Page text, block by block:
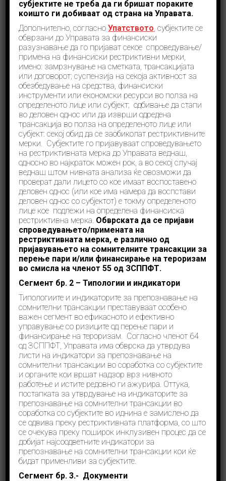
по региони, Црна Гора и Северна Македонија
имаат највисок индекс како држава со најнизок
тероризам за Источна Европа и Централна Азија.
Прочитај повеќе
Прикажи повеќе
Вести
Комитетот MONEYVAL ја
спроведе теренската посета во
Република Северна Македонија
во рамки на 5-тиот круг на
евалуација на системот за
борба против перење пари и
финансирање на тероризам
Република Северна Македонија во периодот од 21
септември до 4 октомври 2022 година беше
домаќин на тимот евалуатори од Комитетот на
експерти на Советот на Европа за евалуација на
мерките за спречување перење пари и
финансирање тероризам (MONEYVAL) во рамки на
реализирањето на 5-тиот круг од оценската
мисија во поглед на целокупниот систем за
спречување перење пари и финансирање на
тероризам. Целта на оваа поседа е да се процени
техничката усогласеност на земјата со
меѓународните стандарди на ФАТФ додедка пак
фокусот беше ставен на проценување на степенот
на ефикасното спроведување на меѓународните
стандарди за спречување на перење пари и борба
против финансирање тероризам во пракса,
односно степенот на подготвоност на
субјектите не треба да ги бришат пораките
коишто ги добиваат од страна на Управата.
Дополнително, согласноУпатството, субјектите се
обврзани до Управата за финансиски
разузнавање да го пријават секое спроведување/
примена на финансиски рестриктивни мерки,
имено: замрзнување на сметката, трансакцијата
или договорот; суспензија на секоја активност за
обезбедување на средства, финансиски
инструменти или економски ресурси во полза на
определеното лице или субјект; одбивање да стапи
во деловен однос или да изврши одредена
трансакција во полза на определеното лице или
субјект: секој обид да се заобиколат рестриктивните
мерки. Субјектите го пријавуваат спроведувањето
на рестриктивната мерка до Управата веднаш,
односно во најкраток можен рок, а во секој случај
веднаш штом нивната анализа ќе овозможи да
проверат дали лицето со кое имаат воспоставено
деловен однос (или кое има намера да воспстави
деловен однос со субјектот) е токму определеното
лице кое подлежи на определена финансиска
рестриктивна мерка. Обврската да се пријави
спроведувањето/примената на
рестриктивната мерка, е различно од
пријавувањето на сомнителните трансакции за
перење пари и/или финансирање на тероризам
во смисла на членот 55 од ЗСППФТ.
Сегмент бр. 2 –Типологии и индикатори
Типологиите и индикаторите за препознавање на
сомнителни трансакции преставуваат особено
важен сегмент во ефикасното и ефективно
управување со ризиците од перење пари и
финансирање на тероризам. Согласно членот 64
од ЗСППФТ, Управата има обврска да утврдува
листи на индикатори за препознавање на
сомнителни трансакции во соработка со субјектите
и органите кои вршат надзор врз нивното
работење и истите редовно ги ажурира. Оттука,
постапката за утврдување на индикаторите за
препознавање на сомнителни трансакции во
соработка со субјектите во иднина е замислено да
се одвива преку рестриктивната платформа, со што
се очекува преку поширок инклузивен процес да се
добијат најсоодветните индикатори за
препознавање на сомнителни трансакции кои ќе
бидат применливи за субјектите.
Сегмент бр.3.- Документи